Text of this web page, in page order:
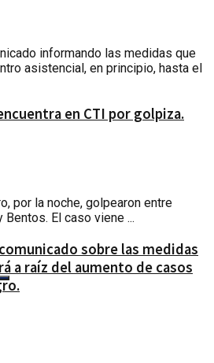
informando las medidas que
asistencial, en principio, hasta el
en CTI por golpiza.
por la noche, golpearon entre
Bentos. El caso viene ...
sobre las medidas
a raíz del aumento de casos